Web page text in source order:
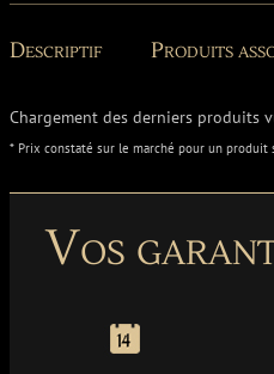
Descriptif Produits
Chargement des derniers produits
* Prix constaté sur le marché pour un produit
Vos